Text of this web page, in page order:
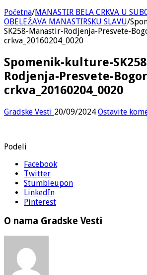
Početna/MANASTIR BELA CRKVA U
OBELEŽAVA MANASTIRSKU SLAVU/
SK258-Manastir-Rodjenja-Presvete-
crkva_20160204_0020
Spomenik-kulture-
Rodjenja-Presvete-
crkva_20160204_0020
Gradske Vesti 20/09/2024 Ostavite
Podeli
Facebook
Twitter
Stumbleupon
LinkedIn
Pinterest
O nama Gradske Vesti